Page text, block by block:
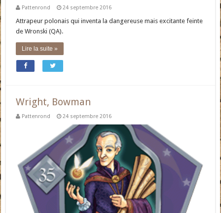
Pattenrond 24 septembre 2016
Attrapeur polonais qui inventa la dangereuse mais excitante feinte
de Wronski (QA).
Lire la suite »
Wright, Bowman
Pattenrond 24 septembre 2016